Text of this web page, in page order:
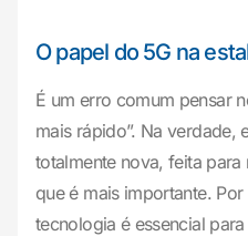
O papel do 5G na
É um erro comum pensar
mais rápido”. Na verdade,
totalmente nova, feita
que é mais importante.
tecnologia é essencial